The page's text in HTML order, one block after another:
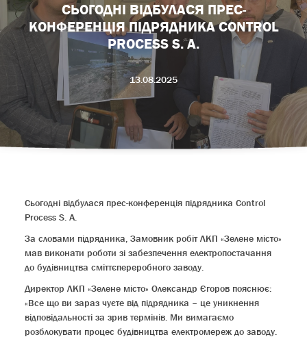
СЬОГОДНІ ВІДБУЛАСЯ ПРЕС-
КОНФЕРЕНЦІЯ ПІДРЯДНИКА CONTROL
PROCESS S. A.
13.08.2025
Сьогодні відбулася прес-конференція підрядника Control
Process S. A.
За словами підрядника, Замовник робіт ЛКП «Зелене місто»
мав виконати роботи зі забезпечення електропостачання
до будівництва сміттєпереробного заводу.
Директор ЛКП «Зелене місто» Олександр Єгоров пояснює:
«Все що ви зараз чуєте від підрядника – це уникнення
відповідальності за зрив термінів. Ми вимагаємо
розблокувати процес будівництва електромереж до заводу.